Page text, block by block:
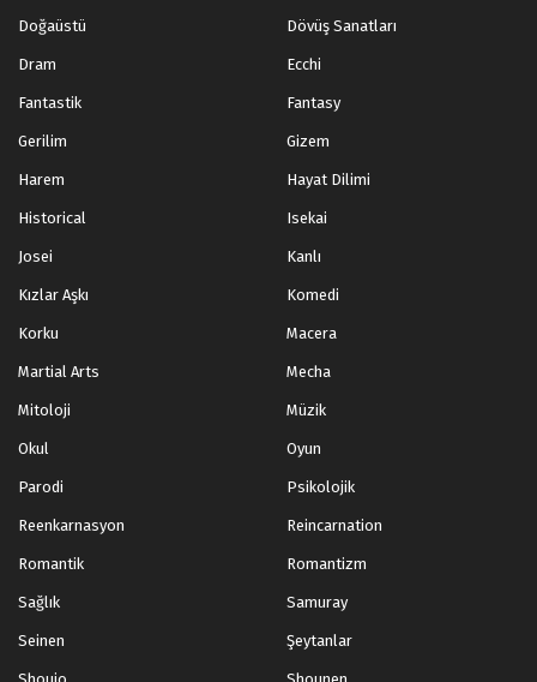
Doğaüstü Dövüş Sanatları
Dram Ecchi
Fantastik Fantasy
Gerilim Gizem
Harem Hayat Dilimi
Historical Isekai
Josei Kanlı
Kızlar Aşkı Komedi
Korku Macera
Martial Arts Mecha
Mitoloji Müzik
Okul Oyun
Parodi Psikolojik
Reenkarnasyon Reincarnation
Romantik Romantizm
Sağlık Samuray
Seinen Şeytanlar